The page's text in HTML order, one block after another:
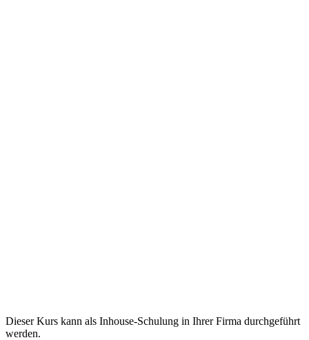
Dieser Kurs kann als Inhouse-Schulung in Ihrer Firma durchgeführt
werden.